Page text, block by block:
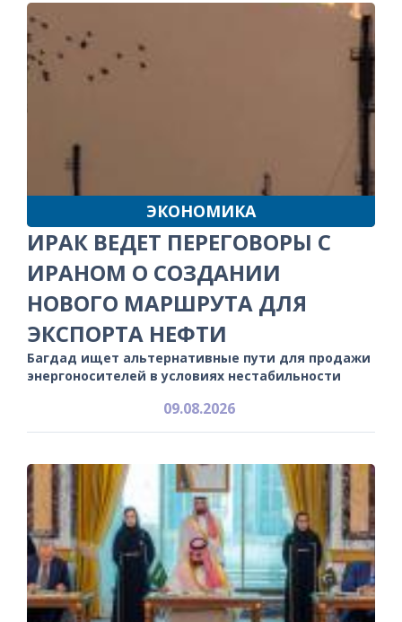
ЭКОНОМИКА
ИРАК ВЕДЕТ ПЕРЕГОВОРЫ С
ИРАНОМ О СОЗДАНИИ
НОВОГО МАРШРУТА ДЛЯ
ЭКСПОРТА НЕФТИ
Багдад ищет альтернативные пути для продажи
энергоносителей в условиях нестабильности
09.08.2026